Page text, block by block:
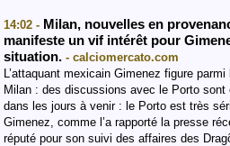
14:02 - Milan, nouvelles en
manifeste un vif intérêt pour
situation. - calciomercato.com
L’attaquant mexicain Gimenez figure
Milan : des discussions avec le Porto
dans les jours à venir : le Porto est très
Gimenez, comme l’a rapporté la presse
réputé pour son suivi des affaires des